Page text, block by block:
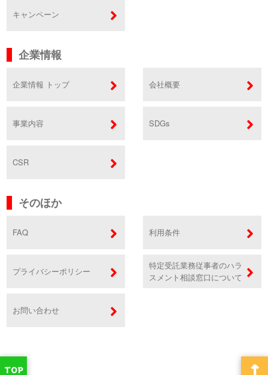
↑
TOP
キャンペーン
企業情報
企業情報 トップ 会社概要
事業内容 SDGs
CSR
そのほか
FAQ 利用条件
プライバシーポリシー
特定受託業務従事者のハラ
スメント相談窓口について
お問い合わせ